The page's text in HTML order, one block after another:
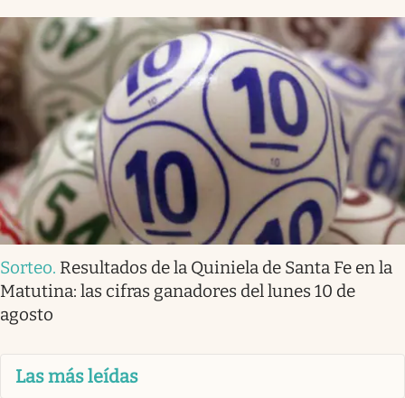
Sorteo. Resultados de la Quiniela de Santa Fe en la
Matutina: las cifras ganadores del lunes 10 de
agosto
Las más leídas